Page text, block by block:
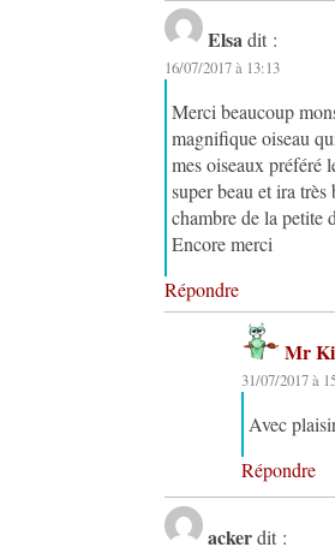
Elsa dit :
16/07/2017 à 13:13
Merci beaucoup
magnifique oiseau
mes oiseaux préféré
super beau et ira très
chambre de la petite
Encore merci
Répondre
Mr
31/07/2017 à
Avec
Répondre
acker dit :